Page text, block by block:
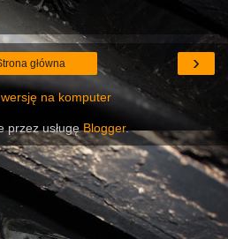
›
główna
na komputer
przez usługęBlogger.